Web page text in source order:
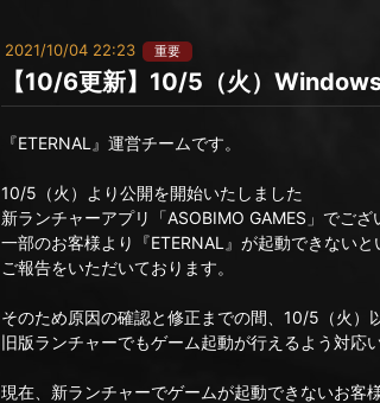
2021/10/04 22:23 重要
【10/6更新】10/5（火）
『ETERNAL』運営チームです。
10/5（火）より公開を開始いたしました
新ランチャーアプリ「ASOBIMO GAMES」でござ
一部のお客様より『ETERNAL』が起動できないと
ご報告をいただいております。
そのため原因の確認と修正までの間、10/5（火）
旧版ランチャーでもゲーム起動が行えるよう対応
現在、新ランチャーでゲームが起動できないお客様